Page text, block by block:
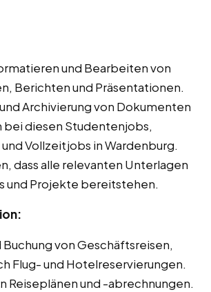
und Bearbeiten von
Berichten und Präsentationen.
Archivierung von Dokumenten
bei diesen Studentenjobs,
Vollzeitjobs in Wardenburg.
dass alle relevanten Unterlagen
und Projekte bereitstehen.
Buchung von Geschäftsreisen,
Flug- und Hotelreservierungen.
Reiseplänen und -abrechnungen.